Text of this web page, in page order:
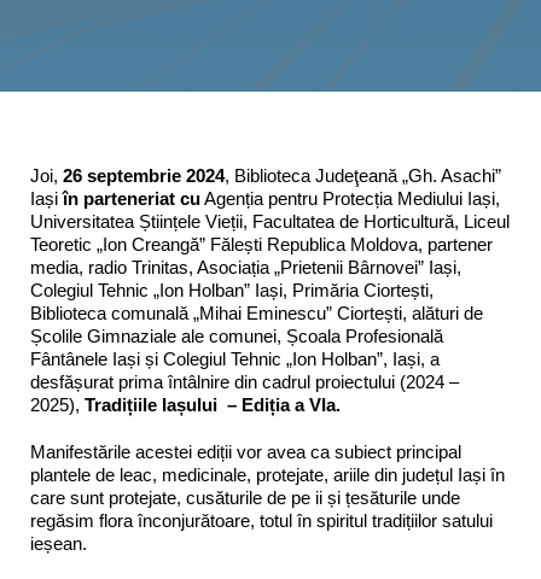
Joi, 26 septembrie 2024, Biblioteca Judeţeană „Gh. Asachi”
Iașiîn parteneriat cuAgenția pentru Protecția Mediului Iași,
Universitatea Științele Vieții, Facultatea de Horticultură, Liceul
Teoretic „Ion Creangă” Fălești Republica Moldova, partener
media, radio Trinitas, Asociația „Prietenii Bârnovei” Iași,
Colegiul Tehnic „Ion Holban” Iași, Primăria Ciortești,
Biblioteca comunală „Mihai Eminescu” Ciortești, alături de
Școlile Gimnaziale ale comunei, Școala Profesională
Fântânele Iași și Colegiul Tehnic „Ion Holban”, Iași, a
desfășurat prima întâlnire din cadrul proiectului (2024 –
2025), Tradițiile Iașului – Ediția a VIa.
Manifestările acestei ediții vor avea ca subiect principal
plantele de leac, medicinale, protejate, ariile din județul Iași în
care sunt protejate, cusăturile de pe ii și țesăturile unde
regăsim flora înconjurătoare, totul în spiritul tradițiilor satului
ieșean.